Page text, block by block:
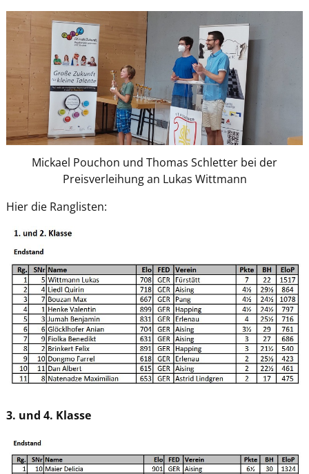
Mickael Pouchon und Thomas Schletter bei der
Preisverleihung an Lukas Wittmann
Hier die Ranglisten:
3. und 4. Klasse